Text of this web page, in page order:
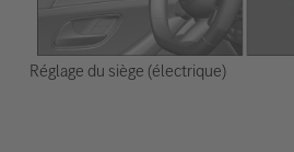
Réglage du siège (électrique)